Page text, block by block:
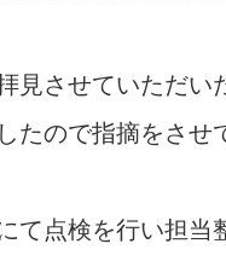
見させていただ
たので指摘をさせ
て点検を行い担